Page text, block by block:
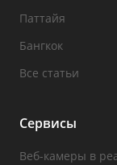
Паттайя
Бангкок
Все статьи
Сервисы
Веб-камеры в